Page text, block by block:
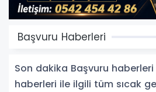
Başvuru Haberleri
Son dakika Başvuru haberleri
haberleri ile ilgili tüm sıcak